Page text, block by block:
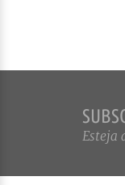
Esteja